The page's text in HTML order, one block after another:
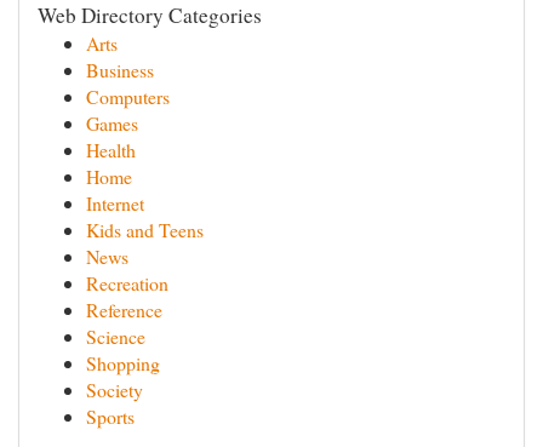
Web Directory Categories
Arts
Business
Computers
Games
Health
Home
Internet
Kids and Teens
News
Recreation
Reference
Science
Shopping
Society
Sports